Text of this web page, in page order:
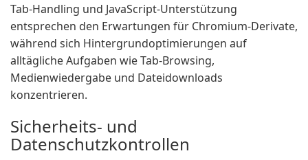
Tab-Handling und JavaScript-Unterstützung
entsprechen den Erwartungen für Chromium-Derivate,
während sich Hintergrundoptimierungen auf
alltägliche Aufgaben wie Tab-Browsing,
Medienwiedergabe und Dateidownloads
konzentrieren.
Sicherheits- und
Datenschutzkontrollen